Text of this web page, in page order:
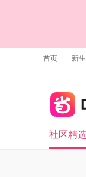
首页 新
社区精